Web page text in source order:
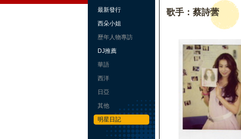
最新發行
西朵小姐
歷年人物專訪
DJ推薦
華語
西洋
日亞
其他
明星日記
歌手：蔡詩蕓